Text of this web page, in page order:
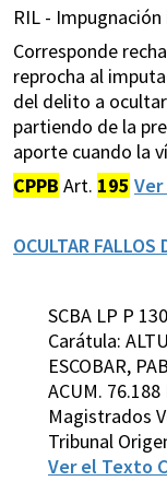
RIL -
Corresponde
reprocha al
del delito a
partiendo de la
aporte cuando la
CPPB Art. 195
OCULTAR FALLOS
SCBA LP P
Carátula:
ESCOBAR,
ACUM. 76.188
Magistrados
Tribunal
Ver el Texto